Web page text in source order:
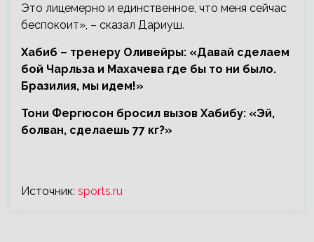
Это лицемерно и единственное, что меня сейчас
беспокоит», – сказал Дариуш.
Хабиб – тренеру Оливейры: «Давай сделаем
бой Чарльза и Махачева где бы то ни было.
Бразилия, мы идем!»
Тони Фергюсон бросил вызов Хабибу: «Эй,
болван, сделаешь 77 кг?»
Источник: sports.ru